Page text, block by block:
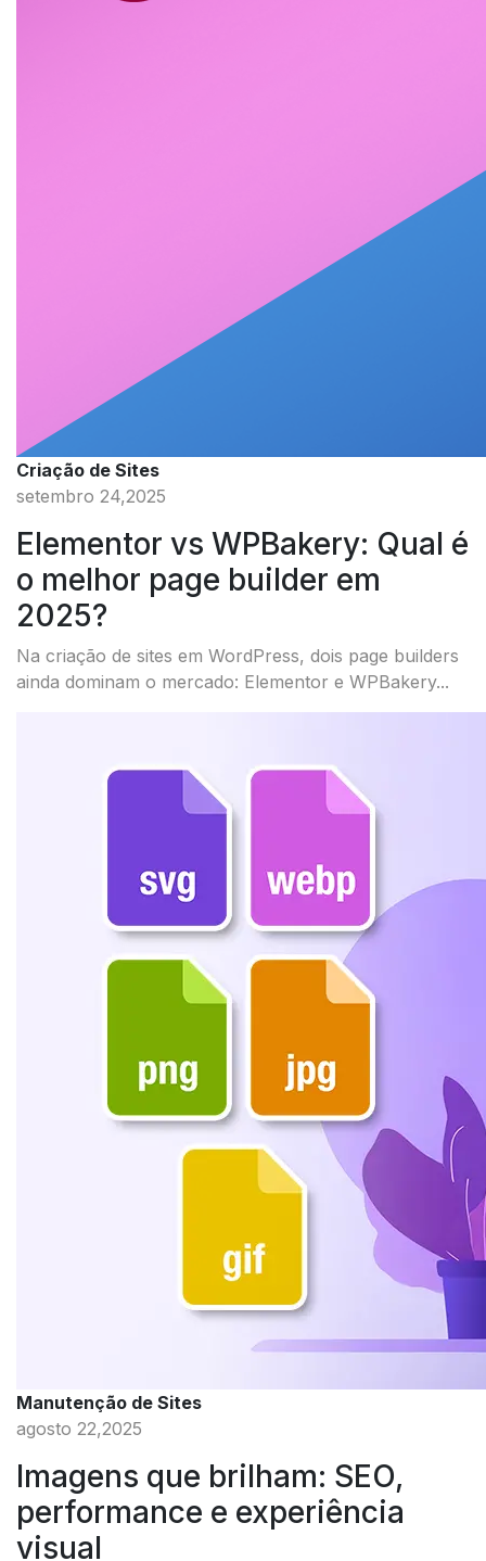
Criação de Sites
setembro 24,2025
Elementor vs WPBakery: Qual é
o melhor page builder em
2025?
Na criação de sites em WordPress, dois page builders
ainda dominam o mercado: Elementor e WPBakery...
Manutenção de Sites
agosto 22,2025
Imagens que brilham: SEO,
performance e experiência
visual